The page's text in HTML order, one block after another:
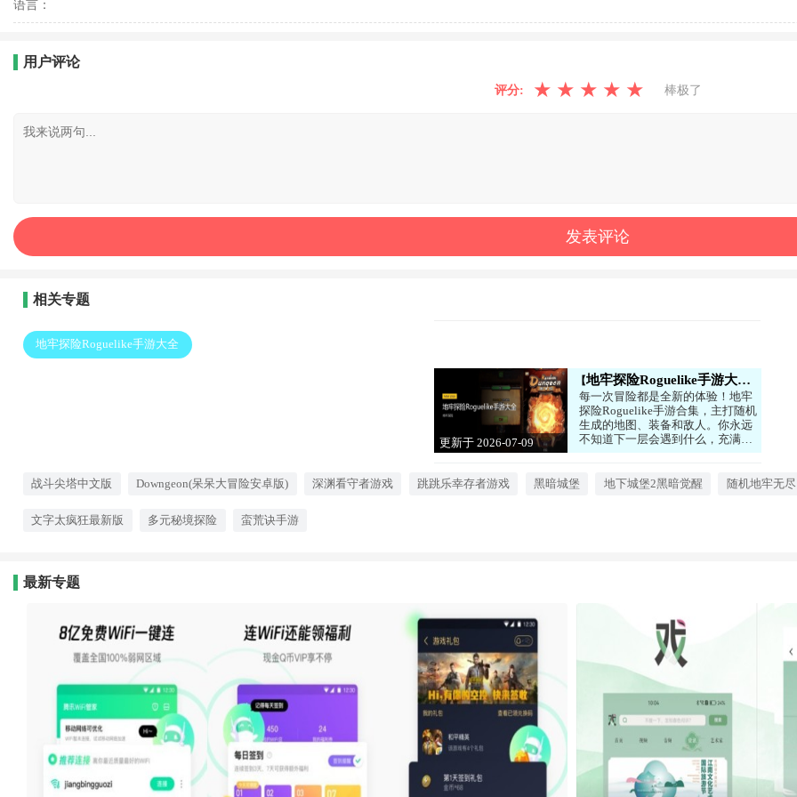
语言：
用户评论
评分: ★ ★ ★ ★ ★ 棒极了
相关专题
地牢探险Roguelike手游大全
更新于 2026-07-09
地牢探险Roguelike手游大全
每一次冒险都是全新的体验！地牢
探险Roguelike手游合集，主打随机
生成的地图、装备和敌人。你永远
不知道下一层会遇到什么，充满了
未知和挑战。游戏节奏紧凑，死亡
喜欢探索和刺激的玩家，快来下
战斗尖塔中文版 Downgeon(呆呆大冒险安卓版) 深渊看守者游戏 跳跳乐幸存者游戏 黑暗城堡 地下城堡2黑暗觉醒 随机地牢无
文字太疯狂最新版 多元秘境探险 蛮荒诀手游
最新专题